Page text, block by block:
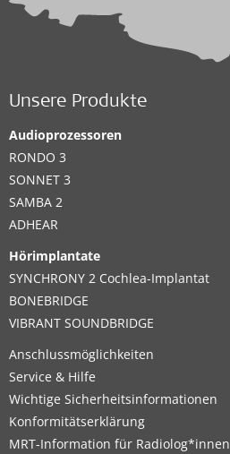
Unsere Produkte
Audioprozessoren
RONDO 3
SONNET 3
SAMBA 2
ADHEAR
Hörimplantate
SYNCHRONY 2 Cochlea-Implantat
BONEBRIDGE
VIBRANT SOUNDBRIDGE
Anschlussmöglichkeiten
Service & Hilfe
Wichtige Sicherheitsinformationen
Konformitätserklärung
MRT-Information für Radiolog*innen